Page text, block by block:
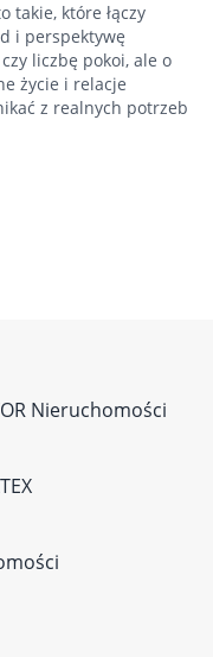
takie, które łączy
i perspektywę
liczbę pokoi, ale o
życie i relacje
z realnych potrzeb